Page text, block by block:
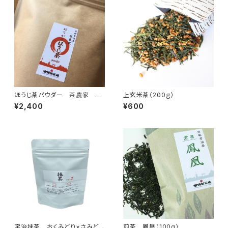
ほうじ茶パウダー 茶農家 お
てがるほうじ茶パウダー400ｇ
(400g×1)2400円
¥2,400
上玄米茶（200ｇ）
¥600